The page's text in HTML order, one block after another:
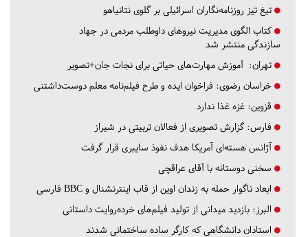
تیغ تیز روزنامه‌نگاران اسرائیلی بر گلوی نتانیاهو
کتاب الگوی مدیریت نیروهای داوطلب مردمی در جهاد
سازندگی منتشر شد
تهران: آموزش مهارت‌های حیاتی برای نجات جان+تصویر
خراسان رضوی: فراخوان ایده و طرح فیلم‌نامه معلم دوست‌داشتنی
قزوین: غزه غذا ندارد
فارس: گزارش تصویری از فعالان تربیتی در شیراز
آژانس هسته‌ای آمریکا هدف نفوذ سایبری قرار گرفت
سخنی دوستانه با آقای عراقچی
ابعاد ناگوار حمله به زندان اوین از قاب اینترنشنال و BBC فارسی
البرز: بازدید میدانی از تولید فیلم‌های خرده‌روایت داستانی
استادان دانشگاهی که کارگر ساده ساختمانی شدند